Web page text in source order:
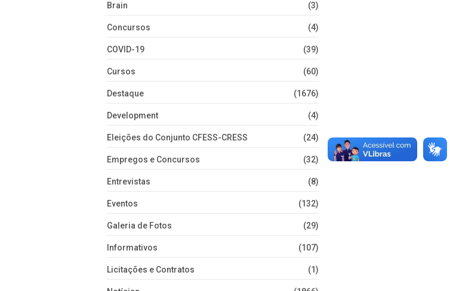
Brain (3)
Concursos (4)
COVID-19 (39)
Cursos (60)
Destaque (1676)
Development (4)
Eleições do Conjunto CFESS-CRESS (24)
Empregos e Concursos (32)
Entrevistas (8)
Eventos (132)
Galeria de Fotos (29)
Informativos (107)
Licitações e Contratos (1)